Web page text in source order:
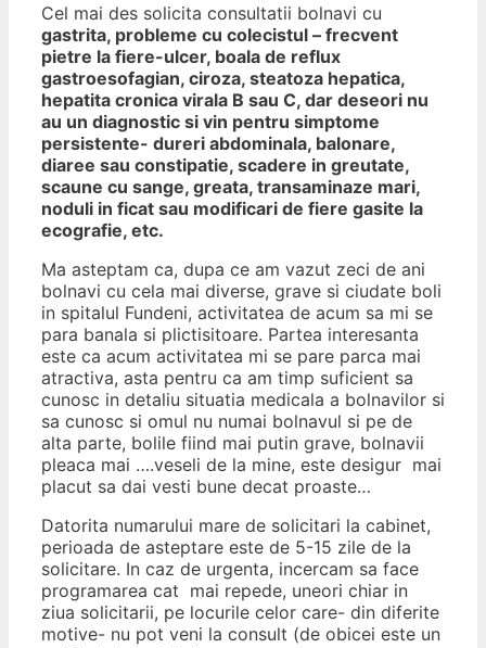
Cel mai des solicita consultatii bolnavi cu
gastrita, probleme cu colecistul – frecvent
pietre la fiere-ulcer, boala de reflux
gastroesofagian, ciroza, steatoza hepatica,
hepatita cronica virala B sau C, dar deseori nu
au un diagnostic si vin pentru simptome
persistente- dureri abdominala, balonare,
diaree sau constipatie, scadere in greutate,
scaune cu sange, greata, transaminaze mari,
noduli in ficat sau modificari de fiere gasite la
ecografie, etc.
Ma asteptam ca, dupa ce am vazut zeci de ani
bolnavi cu cela mai diverse, grave si ciudate boli
in spitalul Fundeni, activitatea de acum sa mi se
para banala si plictisitoare. Partea interesanta
este ca acum activitatea mi se pare parca mai
atractiva, asta pentru ca am timp suficient sa
cunosc in detaliu situatia medicala a bolnavilor si
sa cunosc si omul nu numai bolnavul si pe de
alta parte, bolile fiind mai putin grave, bolnavii
pleaca mai ….veseli de la mine, este desigur mai
placut sa dai vesti bune decat proaste…
Datorita numarului mare de solicitari la cabinet,
perioada de asteptare este de 5-15 zile de la
solicitare. In caz de urgenta, incercam sa face
programarea cat mai repede, uneori chiar in
ziua solicitarii, pe locurile celor care- din diferite
motive- nu pot veni la consult (de obicei este un